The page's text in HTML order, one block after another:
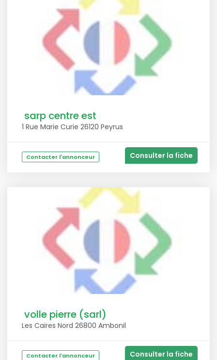
sarp centre est
1 Rue Marie Curie 26120 Peyrus
Contacter l'annonceur Consulter la fiche
volle pierre (sarl)
Les Caires Nord 26800 Ambonil
Contacter l'annonceur Consulter la fiche